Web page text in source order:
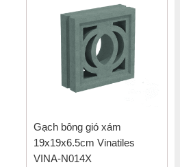
Gạch bông gió xám
19x19x6.5cm Vinatiles
VINA-N014X